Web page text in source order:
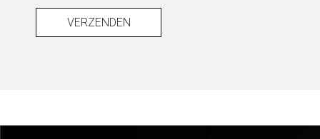
VERZENDEN